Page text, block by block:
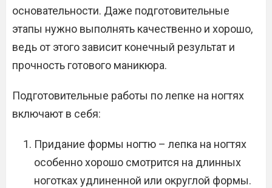
основательности. Даже подготовительные
этапы нужно выполнять качественно и хорошо,
ведь от этого зависит конечный результат и
прочность готового маникюра.
Подготовительные работы по лепке на ногтях
включают в себя:
Придание формы ногтю – лепка на ногтях
особенно хорошо смотрится на длинных
ноготках удлиненной или округлой формы.